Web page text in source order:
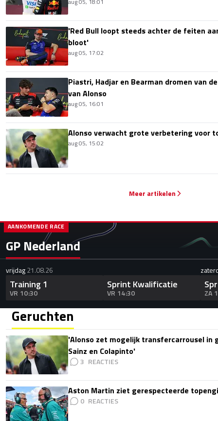
aug 05, 18:01
'Red Bull loopt steeds achter de feiten
bloot'
aug 05, 17:02
Piastri, Hadjar en Bearman dromen van
van Alonso
aug 05, 16:01
Alonso verwacht grote verbetering voor
aug 05, 15:02
Meer artikelen
GP Nederland
AANKOMENDE RACE
vrijdag21.08.26
Training 1
VR 10:30
Sprint Kwalificatie
VR 14:30 ZA
Geruchten
'Alonso zet mogelijk transfercarrousel in
Sainz en Colapinto'
3
Aston Martin ziet gerespecteerde
0